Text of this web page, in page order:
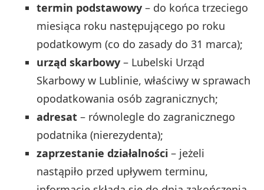
termin podstawowy – do końca trzeciego
miesiąca roku następującego po roku
podatkowym (co do zasady do 31 marca);
urząd skarbowy – Lubelski Urząd
Skarbowy w Lublinie, właściwy w sprawach
opodatkowania osób zagranicznych;
adresat – równolegle do zagranicznego
podatnika (nierezydenta);
zaprzestanie działalności – jeżeli
nastąpiło przed upływem terminu,